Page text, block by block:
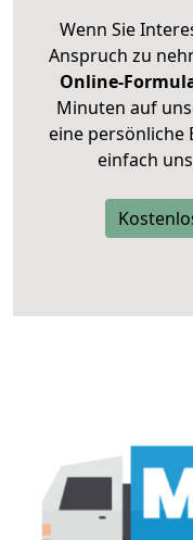
Wenn Sie
Anspruch zu
Online-
Minuten auf
eine persönliche
einfach